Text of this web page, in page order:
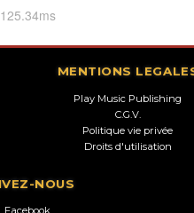
125.34ms
MENTIONS
Play Music Publishing
C.G.V.
Politique vie privée
Droits d'utilisation
NOUS
Facebook